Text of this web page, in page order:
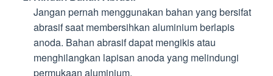
Jangan pernah menggunakan bahan yang bersifat
abrasif saat membersihkan aluminium berlapis
anoda. Bahan abrasif dapat mengikis atau
menghilangkan lapisan anoda yang melindungi
permukaan aluminium.